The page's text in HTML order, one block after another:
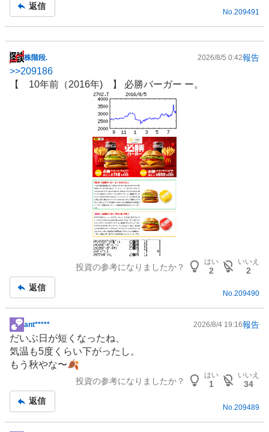
返信
No.209491
掲
示
板
株階段. 2026/8/5 0:42報告
>>209186
【 10年前（2016年) 】 必勝バーガー ー。
投資の参考になりましたか？
はい
2
いいえ
2
返信
No.209490
掲
示
板
記
ant***** 2026/8/4 19:16報告
だいぶ日が短くなったね、
気温も5度くらい下がったし。
もう秋やな〜🍂
投資の参考になりましたか？
はい
1
いいえ
34
返信
No. 209489